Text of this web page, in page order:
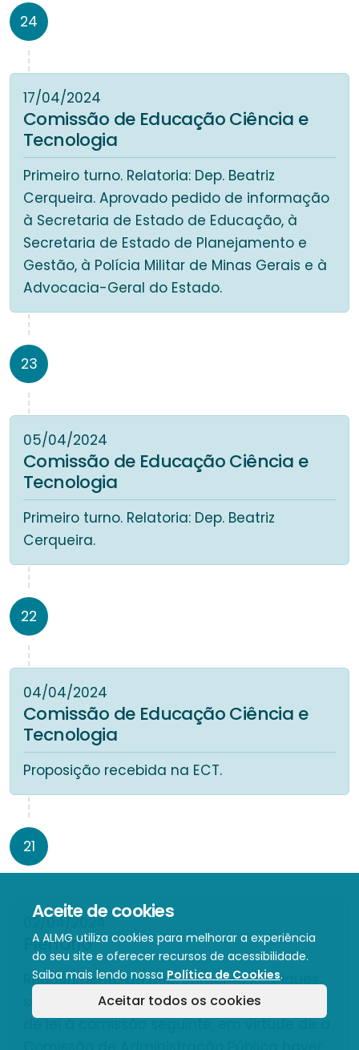
Aceite de cookies
A ALMG utiliza cookies para melhorar a experiência
do seu site e oferecer recursos de acessibilidade.
Saiba mais lendo nossa Política de Cookies.
Aceitar todos os cookies
24
17/04/2024
Comissão de Educação Ciência e
Tecnologia
Primeiro turno. Relatoria: Dep. Beatriz
Cerqueira. Aprovado pedido de informação
à Secretaria de Estado de Educação, à
Secretaria de Estado de Planejamento e
Gestão, à Polícia Militar de Minas Gerais e à
Advocacia-Geral do Estado.
23
05/04/2024
Comissão de Educação Ciência e
Tecnologia
Primeiro turno. Relatoria: Dep. Beatriz
Cerqueira.
22
04/04/2024
Comissão de Educação Ciência e
Tecnologia
Proposição recebida na ECT.
21
02/04/2024
Plenário
Requerimento do Dep. Sargento Rodrigues
solicitando o encaminhamento do projeto